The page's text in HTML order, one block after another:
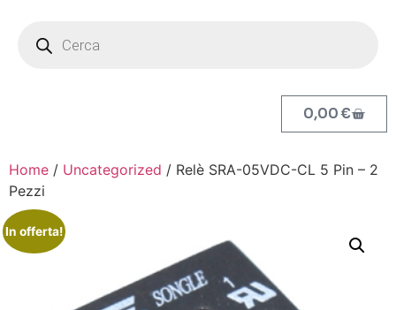
0,00€
Home / Uncategorized / Relè SRA-05VDC-CL 5 Pin – 2
Pezzi
In offerta!